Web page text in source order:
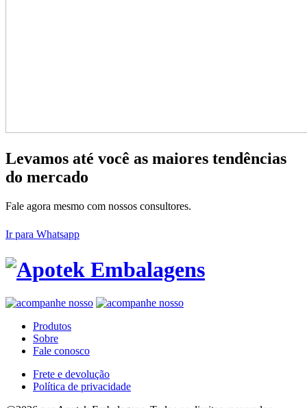
Levamos até você as maiores tendências
do mercado
Fale agora mesmo com nossos consultores.
Ir para Whatsapp
Produtos
Sobre
Fale conosco
Frete e devolução
Política de privacidade